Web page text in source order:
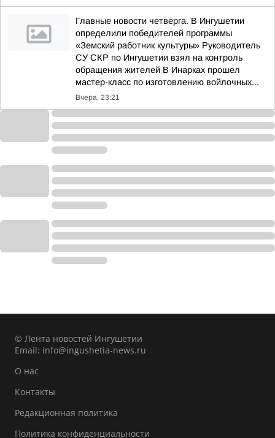
Главные новости четверга. В Ингушетии
определили победителей программы
«Земский работник культуры» Руководитель
СУ СКР по Ингушетии взял на контроль
обращения жителей В Инарках прошел
мастер-класс по изготовлению войлочных...
Вчера, 23:21
© Лента новостей Ингушетии
Email: info@ingushetia-news.ru
О нас
Контакты
Редакционная политика
Политика конфиденциальности